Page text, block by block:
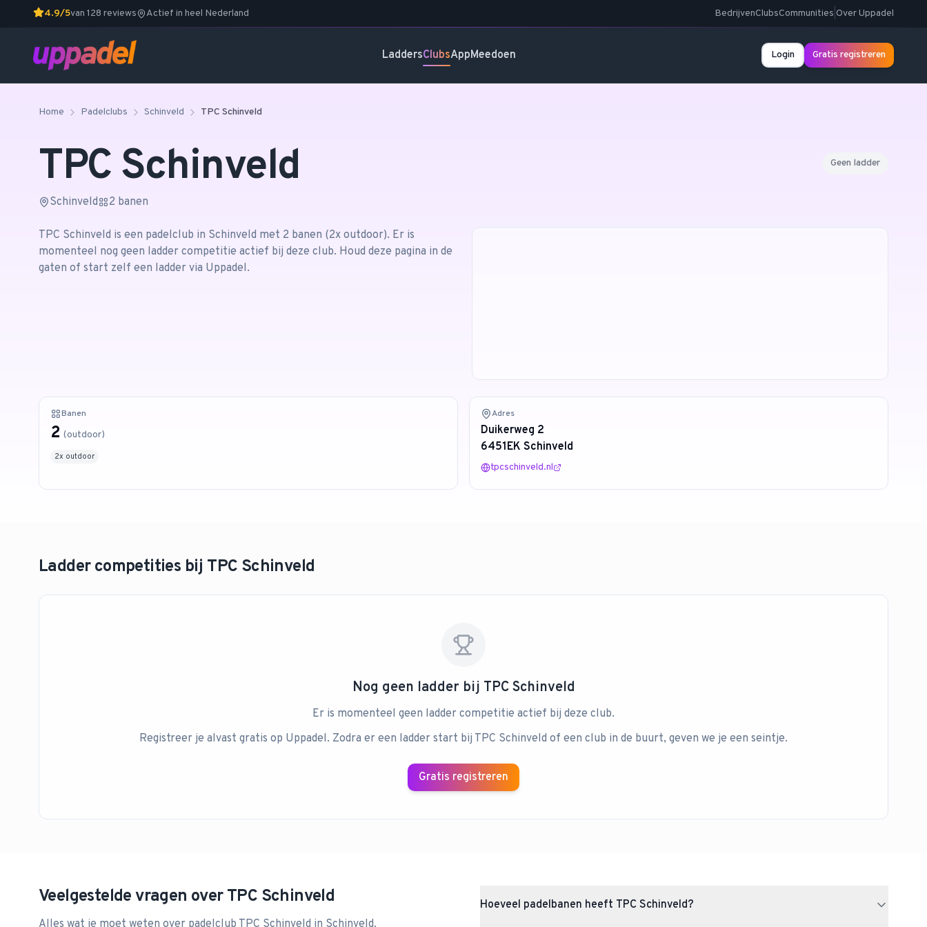
4.9/5van 128 reviews Actief in heel Nederland BedrijvenClubsCommunities Over Uppadel
LaddersClubsAppMeedoen Login Gratis registreren
Home Padelclubs Schinveld TPC Schinveld
TPC Schinveld Geen ladder
Schinveld 2 banen
TPC Schinveld is een padelclub in Schinveld met 2 banen (2x outdoor). Er is
momenteel nog geen ladder competitie actief bij deze club. Houd deze pagina in de
gaten of start zelf een ladder via Uppadel.
Banen
2 (outdoor)
2x outdoor
Adres
Duikerweg 2
6451EK Schinveld
tpcschinveld.nl
Ladder competities bij TPC Schinveld
Nog geen ladder bij TPC Schinveld
Er is momenteel geen ladder competitie actief bij deze club.
Registreer je alvast gratis op Uppadel. Zodra er een ladder start bij TPC Schinveld of een club in de buurt, geven we je een seintje.
Gratis registreren
Veelgestelde vragen over TPC Schinveld
Alles wat je moet weten over padelclub TPC Schinveld in Schinveld.
Hoeveel padelbanen heeft TPC Schinveld?